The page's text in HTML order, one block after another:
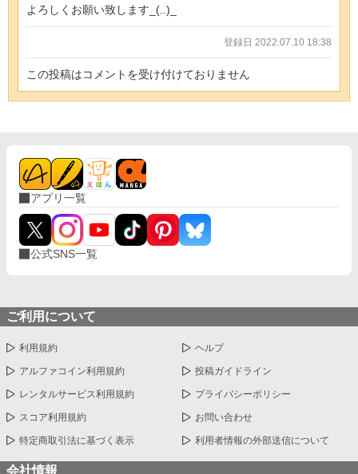
よろしくお願い致します_(..)_
登録日 2022.07.10 18:38
この投稿はコメントを受け付けておりません
アプリ一覧
公式SNS一覧
ご利用について
利用規約 ヘルプ
アルファコイン利用規約 投稿ガイドライン
レンタルサービス利用規約 プライバシーポリシー
スコア利用規約 お問い合わせ
特定商取引法に基づく表示 利用者情報の外部送信について
会社情報